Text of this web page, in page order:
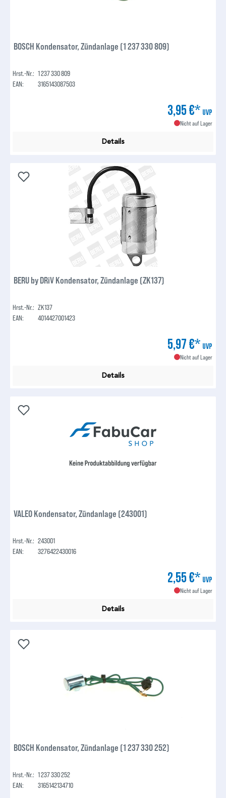
BOSCH Kondensator, Zündanlage (1 237 330 809)
Hrst.-Nr.: 1 237 330 809
EAN:
3165143087503
3,95 €* UVP
Nicht auf Lager
Details
BERU by DRiV Kondensator, Zündanlage (ZK137)
Hrst.-Nr.: ZK137
EAN:
4014427001423
5,97 €* UVP
Nicht auf Lager
Details
VALEO Kondensator, Zündanlage (243001)
Hrst.-Nr.: 243001
EAN:
3276422430016
2,55 €* UVP
Nicht auf Lager
Details
BOSCH Kondensator, Zündanlage (1 237 330 252)
Hrst.-Nr.: 1 237 330 252
EAN:
3165142134710